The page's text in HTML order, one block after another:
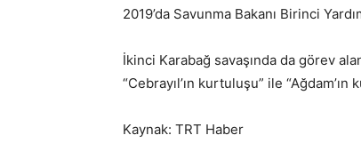
2019’da Savunma Bakanı Birinci
İkinci Karabağ savaşında da görev
“Cebrayıl’ın kurtuluşu” ile
Kaynak: TRT Haber